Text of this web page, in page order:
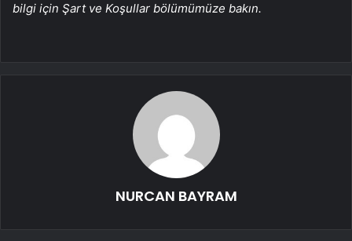
bilgi için Şart ve Koşullar bölümümüze bakın.
NURCAN BAYRAM